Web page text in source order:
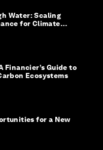
Water: Scaling
for Climate
Financier’s Guide to
Ecosystems
for a New